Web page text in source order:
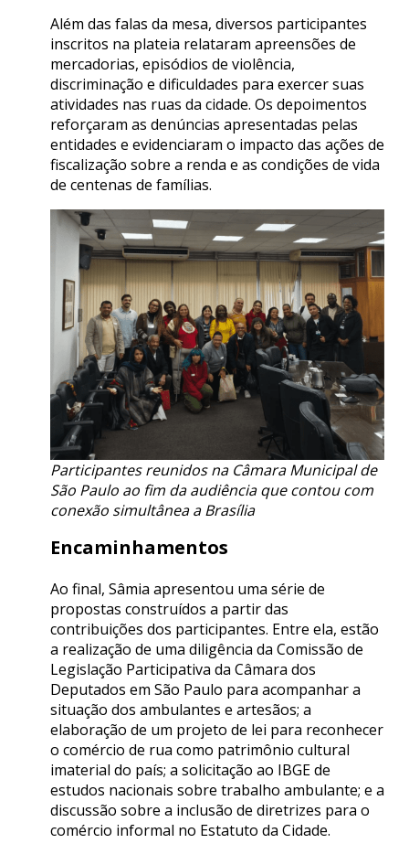
Além das falas da mesa, diversos participantes
inscritos na plateia relataram apreensões de
mercadorias, episódios de violência,
discriminação e dificuldades para exercer suas
atividades nas ruas da cidade. Os depoimentos
reforçaram as denúncias apresentadas pelas
entidades e evidenciaram o impacto das ações de
fiscalização sobre a renda e as condições de vida
de centenas de famílias.
Participantes reunidos na Câmara Municipal de
São Paulo ao fim da audiência que contou com
conexão simultânea a Brasília
Encaminhamentos
Ao final, Sâmia apresentou uma série de
propostas construídos a partir das
contribuições dos participantes. Entre ela, estão
a realização de uma diligência da Comissão de
Legislação Participativa da Câmara dos
Deputados em São Paulo para acompanhar a
situação dos ambulantes e artesãos; a
elaboração de um projeto de lei para reconhecer
o comércio de rua como patrimônio cultural
imaterial do país; a solicitação ao IBGE de
estudos nacionais sobre trabalho ambulante; e a
discussão sobre a inclusão de diretrizes para o
comércio informal no Estatuto da Cidade.